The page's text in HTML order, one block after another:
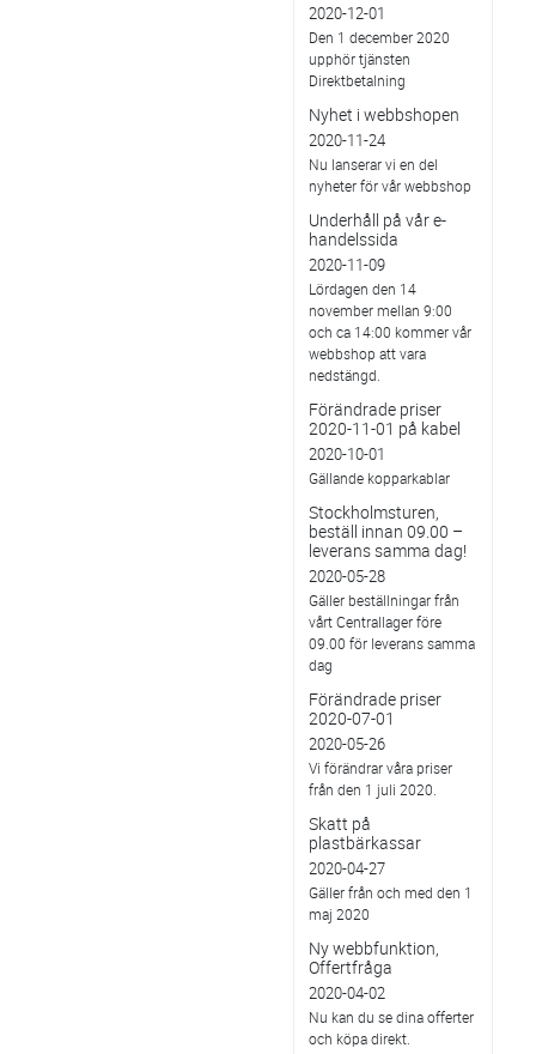
2020-12-01
Den 1 december 2020
upphör tjänsten
Direktbetalning
Nyhet i webbshopen
2020-11-24
Nu lanserar vi en del
nyheter för vår webbshop
Underhåll på vår e-
handelssida
2020-11-09
Lördagen den 14
november mellan 9:00
och ca 14:00 kommer vår
webbshop att vara
nedstängd.
Förändrade priser
2020-11-01 på kabel
2020-10-01
Gällande kopparkablar
Stockholmsturen,
beställ innan 09.00 –
leverans samma dag!
2020-05-28
Gäller beställningar från
vårt Centrallager före
09.00 för leverans samma
dag
Förändrade priser
2020-07-01
2020-05-26
Vi förändrar våra priser
från den 1 juli 2020.
Skatt på
plastbärkassar
2020-04-27
Gäller från och med den 1
maj 2020
Ny webbfunktion,
Offertfråga
2020-04-02
Nu kan du se dina offerter
och köpa direkt.